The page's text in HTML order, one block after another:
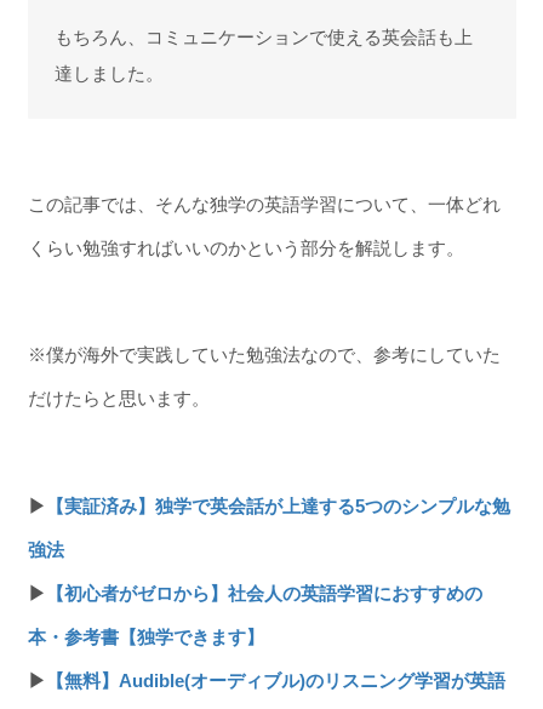
もちろん、コミュニケーションで使える英会話も上
達しました。
この記事では、そんな独学の英語学習について、一体どれ
くらい勉強すればいいのかという部分を解説します。
※僕が海外で実践していた勉強法なので、参考にしていた
だけたらと思います。
▶ 【実証済み】独学で英会話が上達する5つのシンプルな勉
強法
▶ 【初心者がゼロから】社会人の英語学習におすすめの
本・参考書【独学できます】
▶ 【無料】Audible(オーディブル)のリスニング学習が英語